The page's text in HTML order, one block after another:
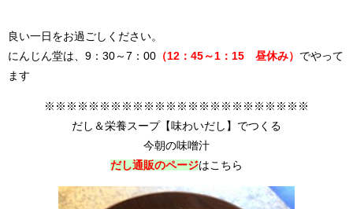
良い一日をお過ごしください。
にんじん堂は、9：30～7：00 （12：45～1：15 昼休み） でやって
ます
※※※※※※※※※※※※※※※※※※※※※※※※
だし＆栄養スープ【味わいだし】でつくる
今朝の味噌汁
だし通販のページはこちら